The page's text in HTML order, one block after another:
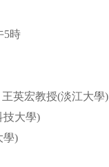
5時
英宏教授(淡江大學)
技大學)
學)